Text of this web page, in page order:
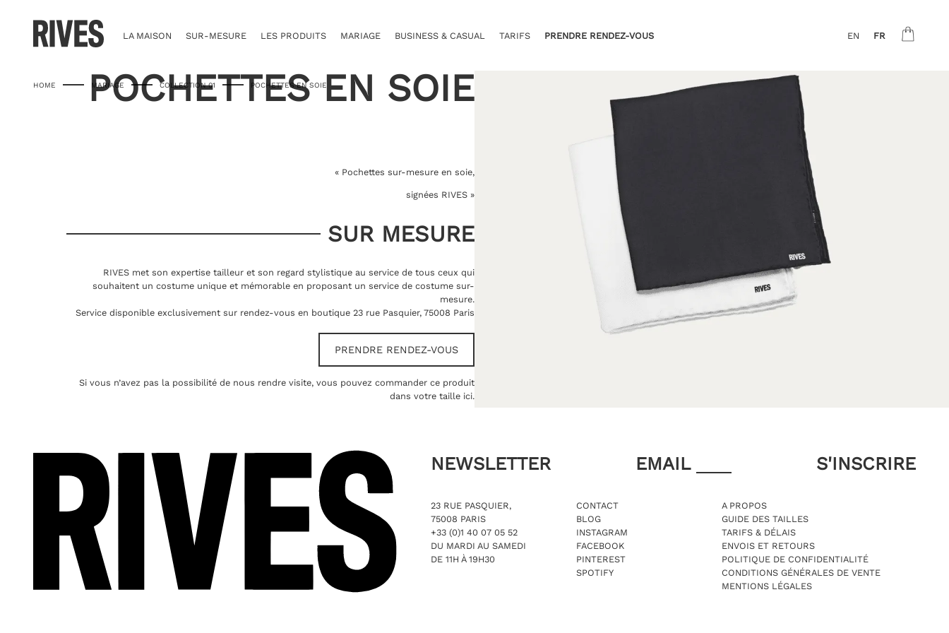
LA MAISON SUR-MESURE LES PRODUITS MARIAGE BUSINESS & CASUAL TARIFS PRENDRE RENDEZ-VOUS EN FR
HOME MARIAGE COLLECTION 01 POCHETTES EN SOIE
POCHETTES EN SOIE
« Pochettes sur-mesure en soie,
signées RIVES »
SUR MESURE
RIVES met son expertise tailleur et son regard stylistique au service de tous ceux qui
souhaitent un costume unique et mémorable en proposant un service de costume sur-
mesure.
Service disponible exclusivement sur rendez-vous en boutique 23 rue Pasquier, 75008 Paris
PRENDRE RENDEZ-VOUS
Si vous n’avez pas la possibilité de nous rendre visite, vous pouvez commander ce produit
dans votre taille ici.
NEWSLETTER EMAIL
23 RUE PASQUIER,
75008 PARIS
+33 (0)1 40 07 05 52
DU MARDI AU SAMEDI
DE 11H À 19H30
CONTACT
BLOG
INSTAGRAM
FACEBOOK
PINTEREST
SPOTIFY
A PROPOS
GUIDE DES TAILLES
TARIFS & DÉLAIS
ENVOIS ET RETOURS
POLITIQUE DE CONFIDENTIALITÉ
CONDITIONS GÉNÉRALES DE VENTE
MENTIONS LÉGALES